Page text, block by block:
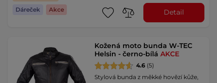
Dáreček
Akce Detail
Kožená moto bunda W-TEC
Helsin - černo-bíláAKCE
4.6 (5)
Stylová bunda z měkké hovězí kůže,